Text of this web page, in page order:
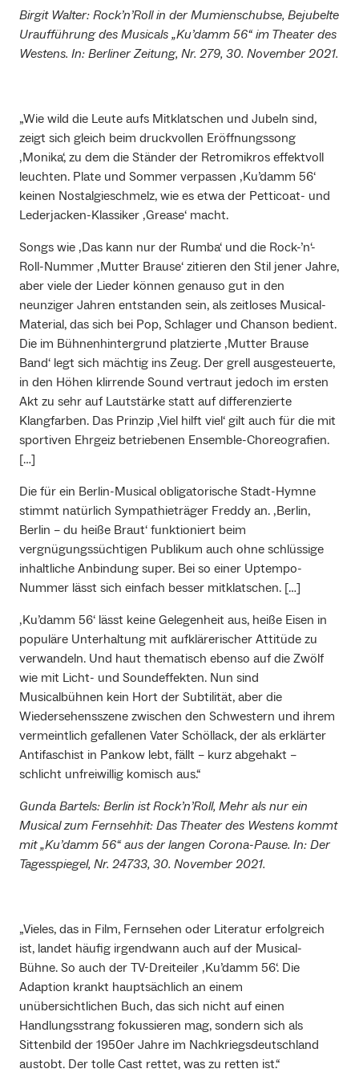
Birgit Walter: Rock’n’Roll in der Mumienschubse, Bejubelte
Uraufführung des Musicals „Ku’damm 56“ im Theater des
Westens. In: Berliner Zeitung, Nr. 279, 30. November 2021.
„Wie wild die Leute aufs Mitklatschen und Jubeln sind,
zeigt sich gleich beim druckvollen Eröffnungssong
‚Monika‘, zu dem die Ständer der Retromikros effektvoll
leuchten. Plate und Sommer verpassen ‚Ku’damm 56‘
keinen Nostalgieschmelz, wie es etwa der Petticoat- und
Lederjacken-Klassiker ‚Grease‘ macht.
Songs wie ‚Das kann nur der Rumba‘ und die Rock-’n‘-
Roll-Nummer ‚Mutter Brause‘ zitieren den Stil jener Jahre,
aber viele der Lieder können genauso gut in den
neunziger Jahren entstanden sein, als zeitloses Musical-
Material, das sich bei Pop, Schlager und Chanson bedient.
Die im Bühnenhintergrund platzierte ‚Mutter Brause
Band‘ legt sich mächtig ins Zeug. Der grell ausgesteuerte,
in den Höhen klirrende Sound vertraut jedoch im ersten
Akt zu sehr auf Lautstärke statt auf differenzierte
Klangfarben. Das Prinzip ‚Viel hilft viel‘ gilt auch für die mit
sportiven Ehrgeiz betriebenen Ensemble-Choreografien.
[…]
Die für ein Berlin-Musical obligatorische Stadt-Hymne
stimmt natürlich Sympathieträger Freddy an. ‚Berlin,
Berlin – du heiße Braut‘ funktioniert beim
vergnügungssüchtigen Publikum auch ohne schlüssige
inhaltliche Anbindung super. Bei so einer Uptempo-
Nummer lässt sich einfach besser mitklatschen. […]
‚Ku’damm 56‘ lässt keine Gelegenheit aus, heiße Eisen in
populäre Unterhaltung mit aufklärerischer Attitüde zu
verwandeln. Und haut thematisch ebenso auf die Zwölf
wie mit Licht- und Soundeffekten. Nun sind
Musicalbühnen kein Hort der Subtilität, aber die
Wiedersehensszene zwischen den Schwestern und ihrem
vermeintlich gefallenen Vater Schöllack, der als erklärter
Antifaschist in Pankow lebt, fällt – kurz abgehakt –
schlicht unfreiwillig komisch aus.“
Gunda Bartels: Berlin ist Rock’n’Roll, Mehr als nur ein
Musical zum Fernsehhit: Das Theater des Westens kommt
mit „Ku’damm 56“ aus der langen Corona-Pause. In: Der
Tagesspiegel, Nr. 24733, 30. November 2021.
„Vieles, das in Film, Fernsehen oder Literatur erfolgreich
ist, landet häufig irgendwann auch auf der Musical-
Bühne. So auch der TV-Dreiteiler ‚Ku’damm 56‘. Die
Adaption krankt hauptsächlich an einem
unübersichtlichen Buch, das sich nicht auf einen
Handlungsstrang fokussieren mag, sondern sich als
Sittenbild der 1950er Jahre im Nachkriegsdeutschland
austobt. Der tolle Cast rettet, was zu retten ist.“